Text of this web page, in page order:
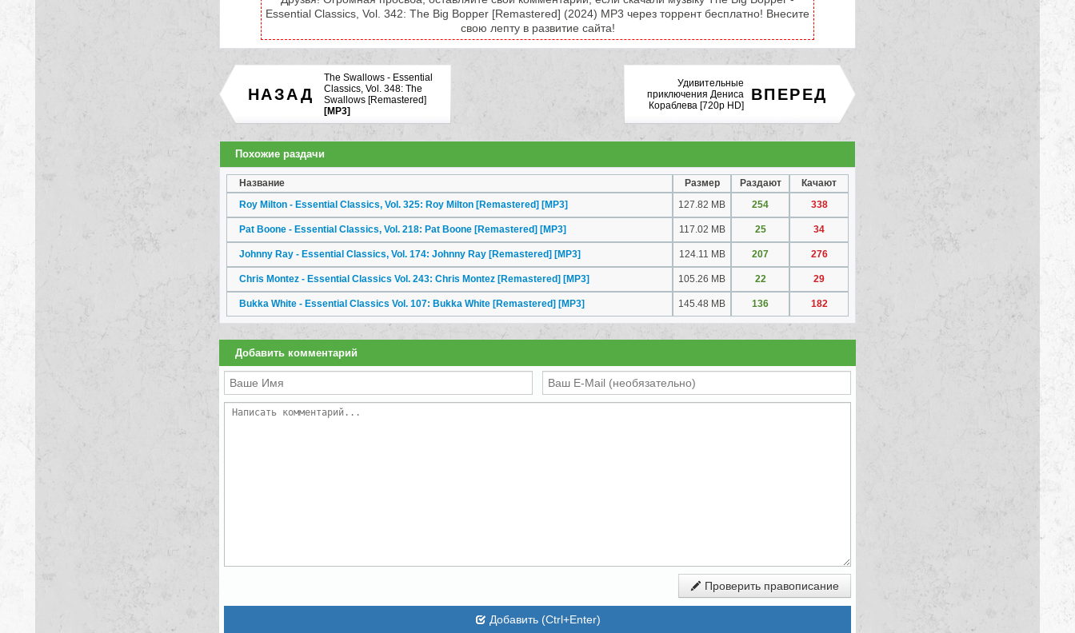
Essential Classics, Vol. 342: The Big Bopper [Remastered] (2024) MP3 через торрент бесплатно! Внесите
свою лепту в развитие сайта!
НАЗАД
The Swallows - Essential
Classics, Vol. 348: The
Swallows [Remastered]
[MP3]
ВПЕРЕД
Удивительные
приключения Дениса
Кораблева [720p HD]
Похожие раздачи
Название Размер Раздают
Качают
Roy Milton - Essential Classics, Vol. 325: Roy Milton [Remastered] [MP3] 127.82 MB 254 338
Pat Boone - Essential Classics, Vol. 218: Pat Boone [Remastered] [MP3] 117.02 MB 25 34
Johnny Ray - Essential Classics, Vol. 174: Johnny Ray [Remastered] [MP3] 124.11 MB 207 276
Chris Montez - Essential Classics Vol. 243: Chris Montez [Remastered] [MP3] 105.26 MB 22 29
Bukka White - Essential Classics Vol. 107: Bukka White [Remastered] [MP3] 145.48 MB 136 182
Добавить комментарий
Проверить правописание
Добавить (Ctrl+Enter)